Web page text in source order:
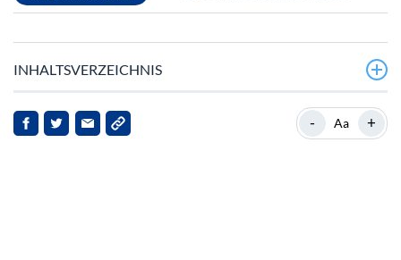
INHALTSVERZEICHNIS
Solanas aktuelles Umfeld
- Aa +